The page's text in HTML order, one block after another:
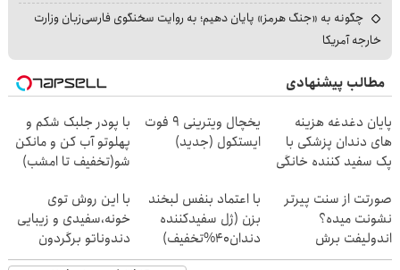
چگونه به «جنگ هرمز» پایان دهیم؛ به روایت سخنگوی فارسی‌زبان وزارت
خارجه آمریکا
مطالب پیشنهادی
پایان دغدغه هزینه
های دندان پزشکی با
پک سفید کننده خانگی
یخچال ویترینی 9 فوت
ایستکول (جدید)
با پودر جلبک شکم و
پهلوتو آب کن و مانکن
شو(تخفیف تا امشب)
صورتت از سنت پیرتر
نشونت میده؟
اندولیفت برش
می‌گردونه 🔰
با اعتماد بنفس لبخند
بزن (ژل سفیدکننده
دندان40%تخفیف)
با این روش توی
خونه،سفیدی و زیبایی
دندوناتو برگردون
(40%off)